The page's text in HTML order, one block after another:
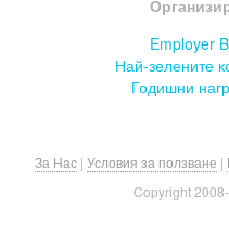
Employer
Най-зелените
Годишни
За Нас | Условия за ползване |
Copyright 2008-